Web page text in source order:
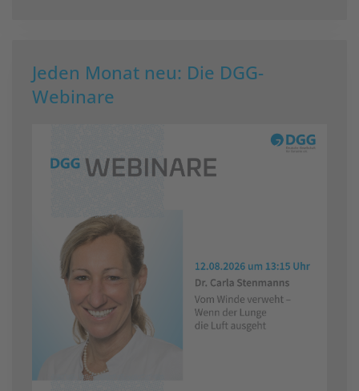
Jeden Monat neu: Die DGG-
Webinare